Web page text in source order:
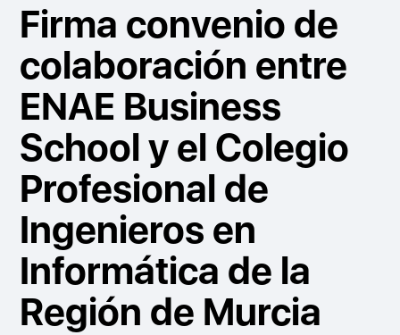
Firma convenio de
colaboración entre
ENAE Business
School y el Colegio
Profesional de
Ingenieros en
Informática de la
Región de Murcia